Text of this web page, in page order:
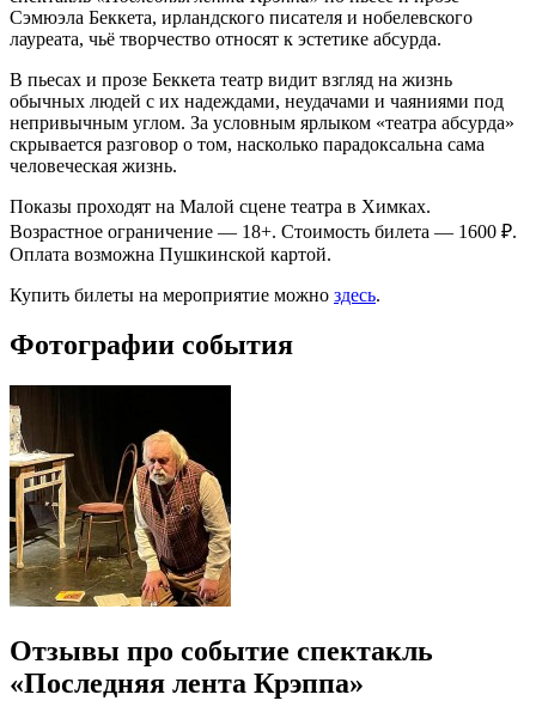
Сэмюэла Беккета, ирландского писателя и нобелевского
лауреата, чьё творчество относят к эстетике абсурда.
В пьесах и прозе Беккета театр видит взгляд на жизнь
обычных людей с их надеждами, неудачами и чаяниями под
непривычным углом. За условным ярлыком «театра абсурда»
скрывается разговор о том, насколько парадоксальна сама
человеческая жизнь.
Показы проходят на Малой сцене театра в Химках.
Возрастное ограничение — 18+. Стоимость билета — 1600 ₽.
Оплата возможна Пушкинской картой.
Купить билеты на мероприятие можно здесь.
Фотографии события
Отзывы про событие спектакль
«Последняя лента Крэппа»